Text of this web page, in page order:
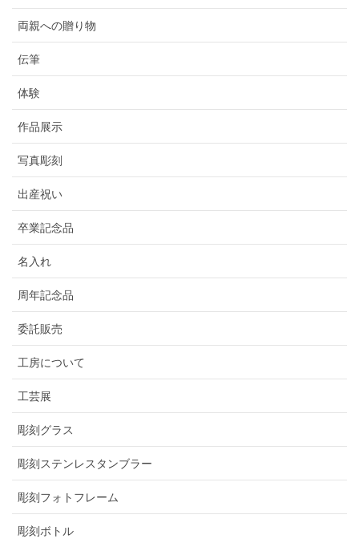
両親への贈り物
伝筆
体験
作品展示
写真彫刻
出産祝い
卒業記念品
名入れ
周年記念品
委託販売
工房について
工芸展
彫刻グラス
彫刻ステンレスタンブラー
彫刻フォトフレーム
彫刻ボトル